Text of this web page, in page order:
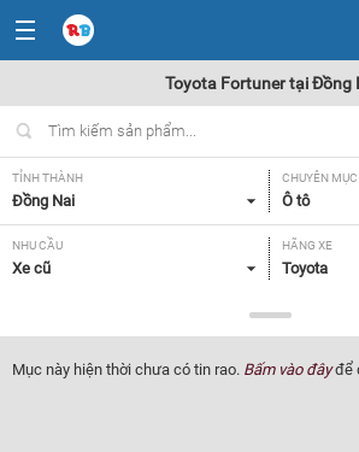
Toyota Fortuner tại Đồng
TỈNH THÀNH
Đồng Nai
CHUYÊN MỤC
Ô tô
NHU CẦU
Xe cũ
HÃNG XE
Toyota
Fortuner
NĂM SẢN
Tất cả
GIÁ XE XUẤT XỨ
Mục này hiện thời chưa có tin rao. Bấm vào đâyđể